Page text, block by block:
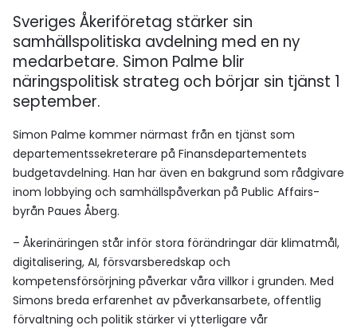
Sveriges Åkeriföretag stärker sin
samhällspolitiska avdelning med en ny
medarbetare. Simon Palme blir
näringspolitisk strateg och börjar sin tjänst 1
september.
Simon Palme kommer närmast från en tjänst som
departementssekreterare på Finansdepartementets
budgetavdelning. Han har även en bakgrund som rådgivare
inom lobbying och samhällspåverkan på Public Affairs-
byrån Paues Åberg.
– Åkerinäringen står inför stora förändringar där klimatmål,
digitalisering, AI, försvarsberedskap och
kompetensförsörjning påverkar våra villkor i grunden. Med
Simons breda erfarenhet av påverkansarbete, offentlig
förvaltning och politik stärker vi ytterligare vår